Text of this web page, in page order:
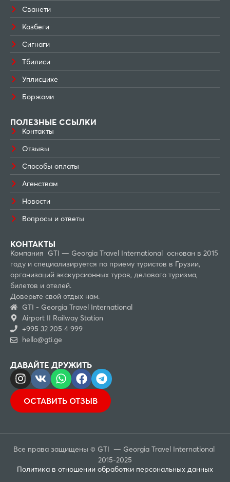
КОНТАКТЫ
Компания GTI — Georgia Travel International основан в 2015
году и специализируется по приему туристов в Грузии,
организаций экскурсионных туров, делового туризма,
билетов и отелей.
Доверьте свой отдых нам.
GTI - Georgia Travel International
Airport II Railway Station
+995 32 205 4 999
hello@gti.ge
Сванети
Казбеги
Сигнаги
Тбилиси
Уплисцихе
Боржоми
ПОЛЕЗНЫЕ ССЫЛКИ
Контакты
Отзывы
Способы оплаты
Агенствам
Новости
Вопросы и ответы
ДАВАЙТЕ ДРУЖИТЬ
ОСТАВИТЬ ОТЗЫВ
Все права защищены © GTI — Georgia Travel International
2015-2025
Политика в отношении обработки персональных данных